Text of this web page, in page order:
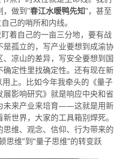
，做到"春江水暖鸭先知"，甚至
己的哨所和内线。
着自己的一亩三分地，要有战
孤立的，写产业要想到成渝协
凉山的差异，写安全要想到国
定性里找确定性。还有现在新
上。比如今年我牵头的《量子
影响研究》就是响应中央和省
未来产业来培育——这就是用新
世界，大家的工具箱别焊死。
维、观念、信仰、行为带来的
思维”到“量子思维”的转变跃